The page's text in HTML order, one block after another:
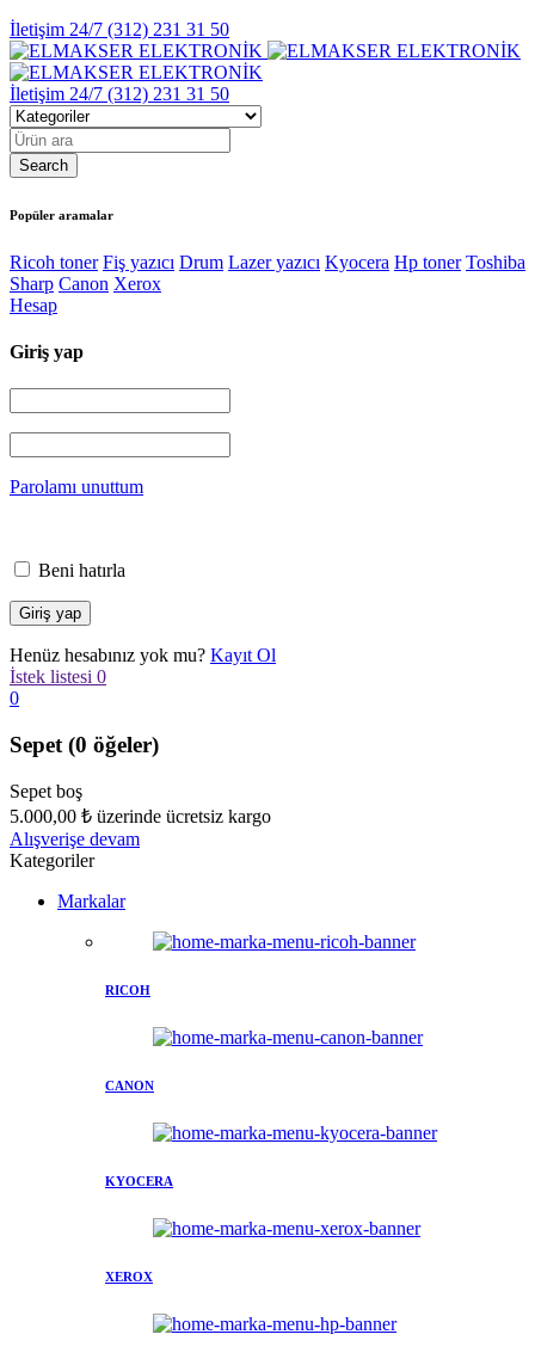
İletişim 24/7 (312) 231 31 50
İletişim 24/7 (312) 231 31 50
Popüler aramalar
Ricoh toner Fiş yazıcı Drum Lazer yazıcı Kyocera Hp toner Toshiba
Sharp Canon Xerox
Hesap
Giriş yap
Parolamı unuttum
Beni hatırla
Henüz hesabınız yok mu? Kayıt Ol
İstek listesi 0
0
Sepet (0 öğeler)
Sepet boş
5.000,00 ₺ üzerinde ücretsiz kargo
Alışverişe devam
Kategoriler
Markalar
RICOH
CANON
KYOCERA
XEROX